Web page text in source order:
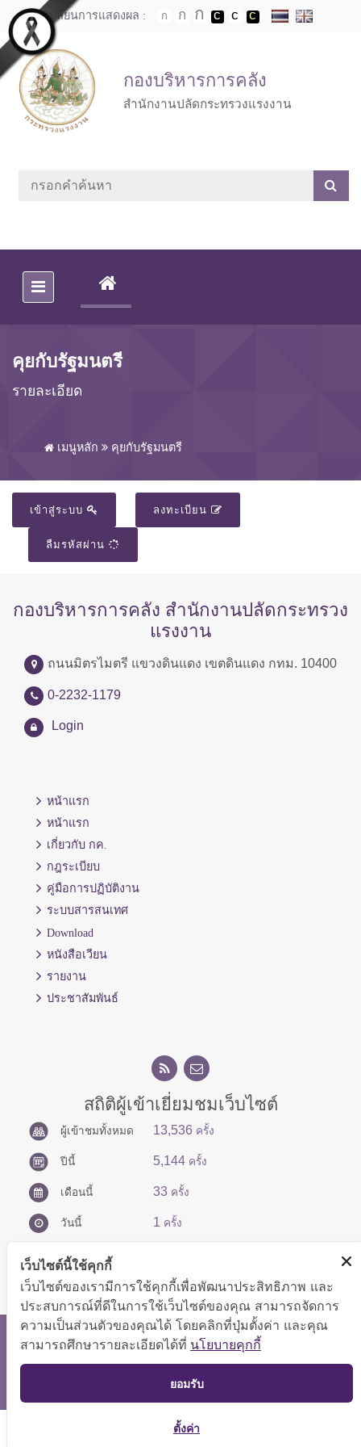
Skip to main content
เปลี่ยนการแสดงผล :
กองบริหารการคลัง
สำนักงานปลัดกระทรวงแรงงาน
(CURRENT)
คุยกับรัฐมนตรี
รายละเอียด
เมนูหลัก คุยกับรัฐมนตรี
เข้าสู่ระบบ ลงทะเบียน
ลืมรหัสผ่าน
กองบริหารการคลัง สำนักงานปลัดกระทรวง
แรงงาน
ถนนมิตรไมตรี แขวงดินแดง เขตดินแดง กทม. 10400
0-2232-1179
Login
หน้าแรก
หน้าแรก
เกี่ยวกับ กค.
กฎระเบียบ
คู่มือการปฏิบัติงาน
ระบบสารสนเทศ
Download
หนังสือเวียน
รายงาน
ประชาสัมพันธ์
สถิติผู้เข้าเยี่ยมชมเว็บไซต์
ผู้เข้าชมทั้งหมด 13,536 ครั้ง
ปีนี้ 5,144 ครั้ง
เดือนนี้ 33 ครั้ง
วันนี้ 1 ครั้ง
สงวนลิขสิทธิ์ © 2566 กองบริหารการคลัง
แสดงผลได้ดีที่ขนาดหน้าจอ 1024x768 pixel
แผนผังเว็บไซต์
TOP
เว็บไซต์นี้ใช้คุกกี้
เว็บไซต์ของเรามีการใช้คุกกี้เพื่อพัฒนาประสิทธิภาพ และ
ประสบการณ์ที่ดีในการใช้เว็บไซต์ของคุณ สามารถจัดการ
ความเป็นส่วนตัวของคุณได้ โดยคลิกที่ปุ่มตั้งค่า และคุณ
สามารถศึกษารายละเอียดได้ที่ นโยบายคุกกี้
ยอมรับ
ตั้งค่า